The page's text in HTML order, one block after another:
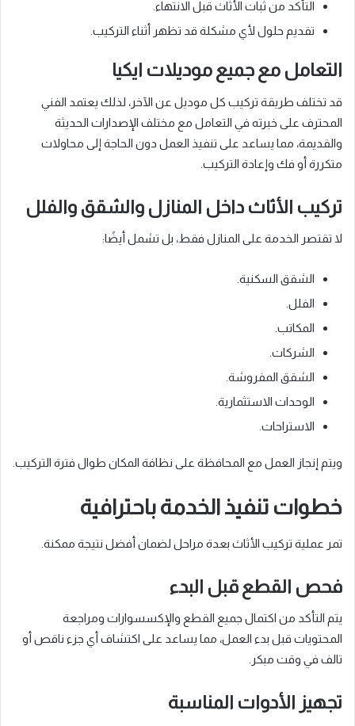
التأكد من ثبات الأثاث قبل الانتهاء.
تقديم حلول لأي مشكلة قد تظهر أثناء التركيب.
التعامل مع جميع موديلات ايكيا
قد تختلف طريقة تركيب كل موديل عن الآخر، لذلك يعتمد الفني
المحترف على خبرته في التعامل مع مختلف الإصدارات الحديثة
والقديمة، مما يساعد على تنفيذ العمل دون الحاجة إلى محاولات
متكررة أو فك وإعادة التركيب.
تركيب الأثاث داخل المنازل والشقق والفلل
لا تقتصر الخدمة على المنازل فقط، بل تشمل أيضًا:
الشقق السكنية.
الفلل.
المكاتب.
الشركات.
الشقق المفروشة.
الوحدات الاستثمارية.
الاستراحات.
ويتم إنجاز العمل مع المحافظة على نظافة المكان طوال فترة التركيب.
خطوات تنفيذ الخدمة باحترافية
تمر عملية تركيب الأثاث بعدة مراحل لضمان أفضل نتيجة ممكنة.
فحص القطع قبل البدء
يتم التأكد من اكتمال جميع القطع والإكسسوارات ومراجعة
المحتويات قبل بدء العمل، مما يساعد على اكتشاف أي جزء ناقص أو
تالف في وقت مبكر.
تجهيز الأدوات المناسبة